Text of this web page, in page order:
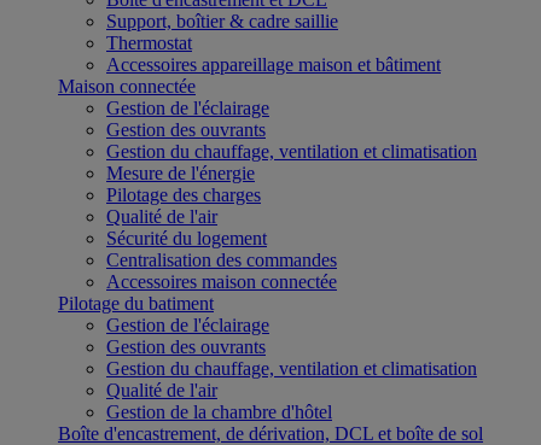
Support, boîtier & cadre saillie
Thermostat
Accessoires appareillage maison et bâtiment
Maison connectée
Gestion de l'éclairage
Gestion des ouvrants
Gestion du chauffage, ventilation et climatisation
Mesure de l'énergie
Pilotage des charges
Qualité de l'air
Sécurité du logement
Centralisation des commandes
Accessoires maison connectée
Pilotage du batiment
Gestion de l'éclairage
Gestion des ouvrants
Gestion du chauffage, ventilation et climatisation
Qualité de l'air
Gestion de la chambre d'hôtel
Boîte d'encastrement, de dérivation, DCL et boîte de sol